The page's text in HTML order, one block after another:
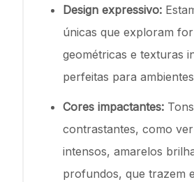
Design expressivo:
únicas que exploram
geométricas e texturas
perfeitas para
Cores impactantes:
contrastantes, como
intensos, amarelos
profundos, que trazem